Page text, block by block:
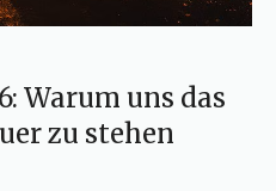
Warum uns das
zu stehen